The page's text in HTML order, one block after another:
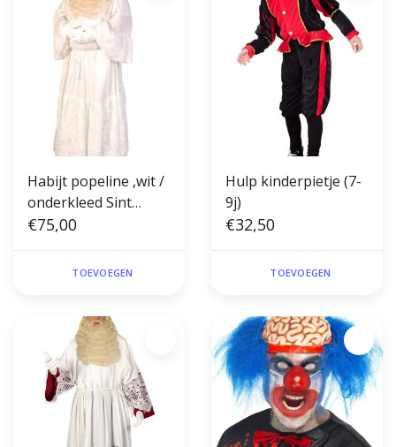
Habijt popeline ,wit /
onderkleed Sint
(onesize)
€75,00
TOEVOEGEN
Hulp kinderpietje (7-
9j)
€32,50
TOEVOEGEN